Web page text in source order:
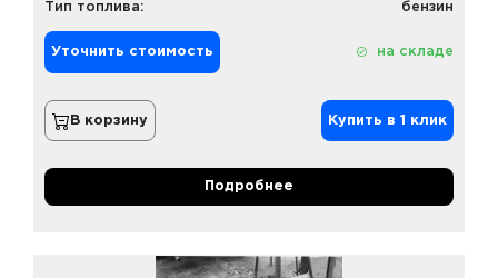
Тип топлива:
бензин
Уточнить стоимость на складе
В корзину Купить в 1 клик
Подробнее